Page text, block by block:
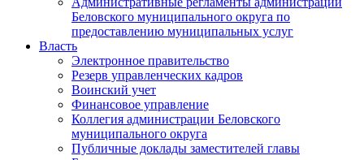
Беловского муниципального округа по
предоставлению муниципальных услуг
Власть
Электронное правительство
Резерв управленческих кадров
Воинский учет
Финансовое управление
Коллегия администрации Беловского
муниципального округа
Публичные доклады заместителей главы